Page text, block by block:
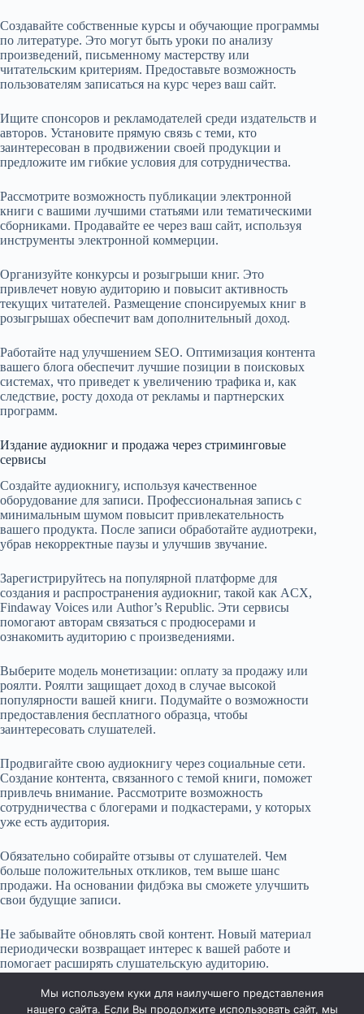
Создавайте собственные курсы и обучающие программы
по литературе. Это могут быть уроки по анализу
произведений, письменному мастерству или
читательским критериям. Предоставьте возможность
пользователям записаться на курс через ваш сайт.
Ищите спонсоров и рекламодателей среди издательств и
авторов. Установите прямую связь с теми, кто
заинтересован в продвижении своей продукции и
предложите им гибкие условия для сотрудничества.
Рассмотрите возможность публикации электронной
книги с вашими лучшими статьями или тематическими
сборниками. Продавайте ее через ваш сайт, используя
инструменты электронной коммерции.
Организуйте конкурсы и розыгрыши книг. Это
привлечет новую аудиторию и повысит активность
текущих читателей. Размещение спонсируемых книг в
розыгрышах обеспечит вам дополнительный доход.
Работайте над улучшением SEO. Оптимизация контента
вашего блога обеспечит лучшие позиции в поисковых
системах, что приведет к увеличению трафика и, как
следствие, росту дохода от рекламы и партнерских
программ.
Издание аудиокниг и продажа через стриминговые
сервисы
Создайте аудиокнигу, используя качественное
оборудование для записи. Профессиональная запись с
минимальным шумом повысит привлекательность
вашего продукта. После записи обработайте аудиотреки,
убрав некорректные паузы и улучшив звучание.
Зарегистрируйтесь на популярной платформе для
создания и распространения аудиокниг, такой как ACX,
Findaway Voices или Author’s Republic. Эти сервисы
помогают авторам связаться с продюсерами и
ознакомить аудиторию с произведениями.
Выберите модель монетизации: оплату за продажу или
роялти. Роялти защищает доход в случае высокой
популярности вашей книги. Подумайте о возможности
предоставления бесплатного образца, чтобы
заинтересовать слушателей.
Продвигайте свою аудиокнигу через социальные сети.
Создание контента, связанного с темой книги, поможет
привлечь внимание. Рассмотрите возможность
сотрудничества с блогерами и подкастерами, у которых
уже есть аудитория.
Обязательно собирайте отзывы от слушателей. Чем
больше положительных откликов, тем выше шанс
продажи. На основании фидбэка вы сможете улучшить
свои будущие записи.
Не забывайте обновлять свой контент. Новый материал
периодически возвращает интерес к вашей работе и
помогает расширять слушательскую аудиторию.
на интересах вашей целевой аудитории.
Мы используем куки для наилучшего представления
нашего сайта. Если Вы продолжите использовать сайт, мы